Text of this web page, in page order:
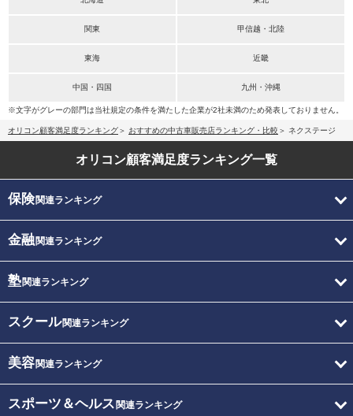
関東 甲信越・北陸
東海 近畿
中国・四国 九州・沖縄
※文字がグレーの部門は当社規定の条件を満たした企業が2社未満のため発表しておりません。
オリコン顧客満足度ランキング おすすめの中古車販売店ランキング・比較 ネクステージ
オリコン顧客満足度ランキング一覧
保険関連ランキング
金融関連ランキング
塾関連ランキング
スクール関連ランキング
美容関連ランキング
スポーツ＆ヘルス 関連ランキング